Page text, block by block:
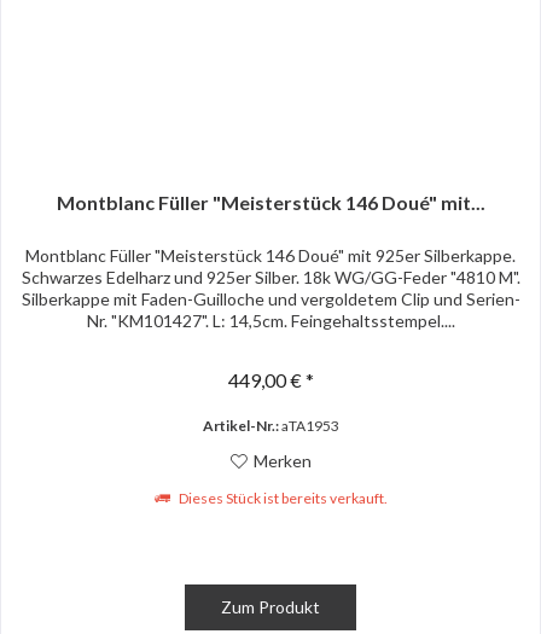
Montblanc Füller "Meisterstück 146 Doué" mit...
Montblanc Füller "Meisterstück 146 Doué" mit 925er Silberkappe.
Schwarzes Edelharz und 925er Silber. 18k WG/GG-Feder "4810 M".
Silberkappe mit Faden-Guilloche und vergoldetem Clip und Serien-
Nr. "KM101427". L: 14,5cm. Feingehaltsstempel....
449,00 € *
Artikel-Nr.:aTA1953
Merken
Dieses Stück ist bereits verkauft.
Zum Produkt